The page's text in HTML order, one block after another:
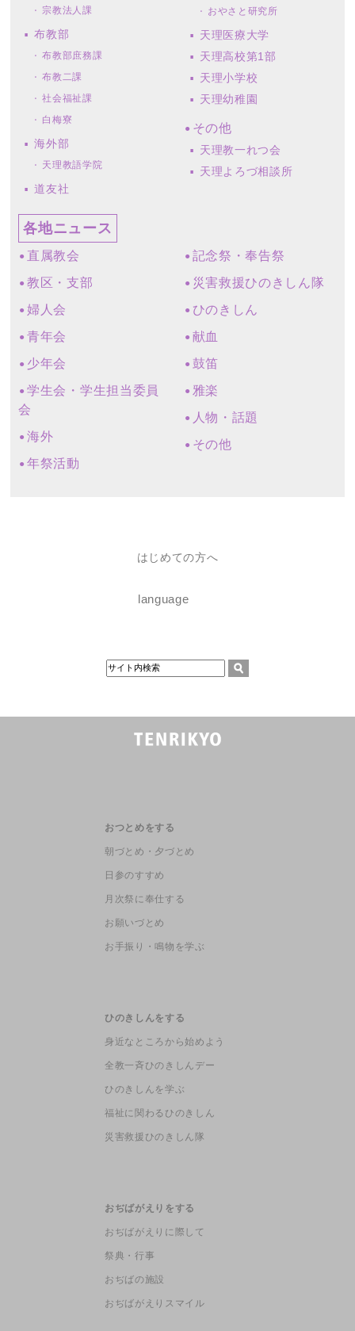
宗教法人課
布教部
布教部庶務課
布教二課
社会福祉課
白梅寮
海外部
天理教語学院
道友社
おやさと研究所
天理医療大学
天理高校第1部
天理小学校
天理幼稚園
その他
天理教一れつ会
天理よろづ相談所
各地ニュース
直属教会
教区・支部
婦人会
青年会
少年会
学生会・学生担当委員
会
海外
年祭活動
記念祭・奉告祭
災害救援ひのきしん隊
ひのきしん
献血
鼓笛
雅楽
人物・話題
その他
はじめての方へ
language
おつとめをする
朝づとめ・夕づとめ
日参のすすめ
月次祭に奉仕する
お願いづとめ
お手振り・鳴物を学ぶ
ひのきしんをする
身近なところから始めよう
全教一斉ひのきしんデー
ひのきしんを学ぶ
福祉に関わるひのきしん
災害救援ひのきしん隊
おぢばがえりをする
おぢばがえりに際して
祭典・行事
おぢばの施設
おぢばがえりスマイル